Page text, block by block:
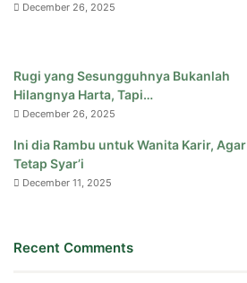
December 26, 2025
Rugi yang Sesungguhnya Bukanlah
Hilangnya Harta, Tapi…
December 26, 2025
Ini dia Rambu untuk Wanita Karir, Agar
Tetap Syar’i
December 11, 2025
Recent Comments